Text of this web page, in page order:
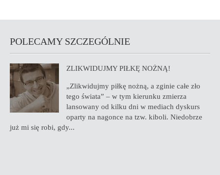
POLECAMY SZCZEGÓLNIE
ZLIKWIDUJMY PIŁKĘ NOŻNĄ!
„Zlikwidujmy piłkę nożną, a zginie całe zło
tego świata” – w tym kierunku zmierza
lansowany od kilku dni w mediach dyskurs
oparty na nagonce na tzw. kiboli. Niedobrze
już mi się robi, gdy...